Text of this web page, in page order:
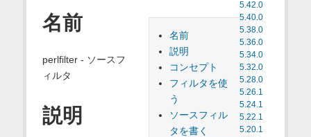
5.42.0
5.40.0
5.38.0
5.36.0
5.34.0
5.32.0
5.28.0
5.26.1
5.24.1
5.22.1
5.20.1
名前
説明
コンセプト
フィルタを使
う
ソースフィル
タを書く
名前
perlfilter - ソースフ
ィルタ
説明